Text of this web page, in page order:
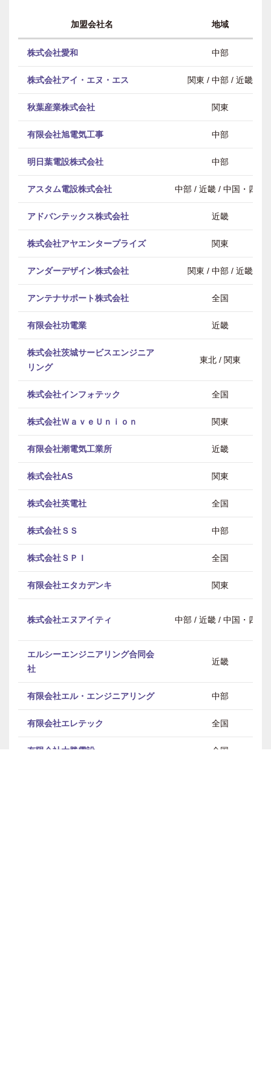
加盟会社名 地域
株式会社愛和 中部
株式会社アイ・エヌ・エス 関東 / 中部 / 近畿
秋葉産業株式会社 関東
有限会社旭電気工事 中部
明日葉電設株式会社 中部
アスタム電設株式会社 中部 / 近畿 / 中国・四国
アドバンテックス株式会社 近畿
株式会社アヤエンタープライズ 関東
アンダーデザイン株式会社 関東 / 中部 / 近畿
アンテナサポート株式会社 全国
有限会社功電業 近畿
株式会社茨城サービスエンジニア
リング
東北 / 関東
株式会社インフォテック 全国
株式会社ＷａｖｅＵｎｉｏｎ 関東
有限会社潮電気工業所 近畿
株式会社AS 関東
株式会社英電社 全国
株式会社ＳＳ 中部
株式会社ＳＰＩ 全国
有限会社エタカデンキ 関東
株式会社エヌアイティ 中部 / 近畿 / 中国・四国
エルシーエンジニアリング合同会
社
近畿
有限会社エル・エンジニアリング 中部
有限会社エレテック 全国
有限会社大勝電設 全国